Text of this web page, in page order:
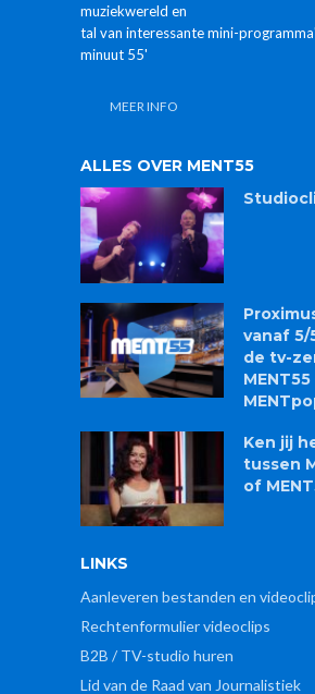
muziekwereld en
tal van interessante mini-
minuut 55'
MEER INFO
ALLES OVER MENT55
vanaf 5/
de tv-
MENT55
Ken jij
tussen
of
LINKS
Aanleveren bestanden en
Rechtenformulier videoclips
B2B / TV-studio huren
Lid van de Raad van Journalistiek